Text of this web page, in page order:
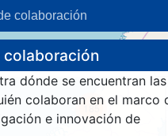
colaboración
colaboración
dónde se encuentran las
colaboran en el marco
e innovación de
185